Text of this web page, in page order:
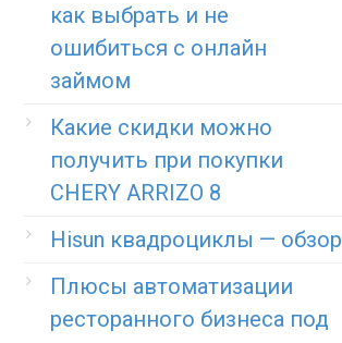
как выбрать и не
ошибиться с онлайн
займом
Какие скидки можно
получить при покупки
CHERY ARRIZO 8
Hisun квадроциклы — обзор
Плюсы автоматизации
ресторанного бизнеса под